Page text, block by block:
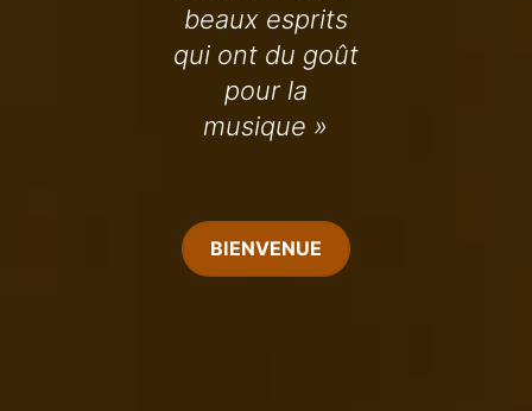
beaux esprits
qui ont du goût
pour la
musique »
BIENVENUE